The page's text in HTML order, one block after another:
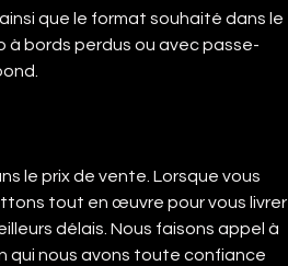
que le format souhaité dans le
à bords perdus ou avec passe-
le prix de vente. Lorsque vous
tout en œuvre pour vous livrer
délais. Nous faisons appel à
qui nous avons toute confiance